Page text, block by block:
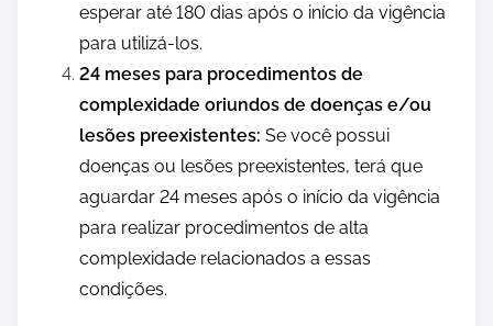
esperar até 180 dias após o início da vigência
para utilizá-los.
24 meses para procedimentos de
complexidade oriundos de doenças e/ou
lesões preexistentes: Se você possui
doenças ou lesões preexistentes, terá que
aguardar 24 meses após o início da vigência
para realizar procedimentos de alta
complexidade relacionados a essas
condições.